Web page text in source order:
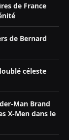
de France
de Bernard
céleste
Man Brand
X-Men dans le